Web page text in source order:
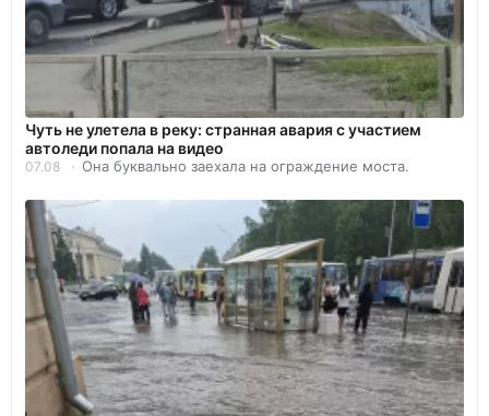
Чуть не улетела в реку: странная авария с участием
автоледи попала на видео
07.08 Она буквально заехала на ограждение моста.